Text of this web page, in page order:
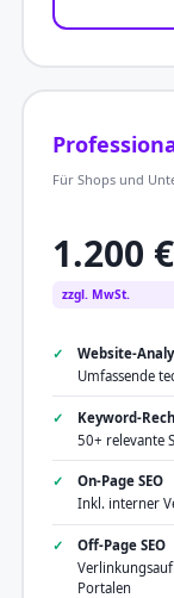
Für Shops und
1.200 €
zzgl. MwSt.
Website-
Umfassende
Keyword-
50+ relevante
On-Page SEO
Inkl. interner
Off-Page SEO
Portalen